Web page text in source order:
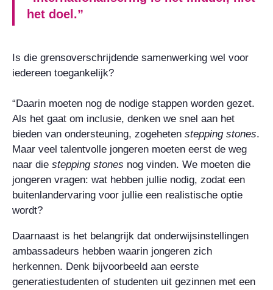
het doel.”
Is die grensoverschrijdende samenwerking wel voor
iedereen toegankelijk?
“Daarin moeten nog de nodige stappen worden gezet.
Als het gaat om inclusie, denken we snel aan het
bieden van ondersteuning, zogeheten stepping stones.
Maar veel talentvolle jongeren moeten eerst de weg
naar die stepping stones nog vinden. We moeten die
jongeren vragen: wat hebben jullie nodig, zodat een
buitenlandervaring voor jullie een realistische optie
wordt?
Daarnaast is het belangrijk dat onderwijsinstellingen
ambassadeurs hebben waarin jongeren zich
herkennen. Denk bijvoorbeeld aan eerste
generatiestudenten of studenten uit gezinnen met een